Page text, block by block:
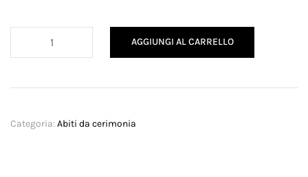
AGGIUNGI AL CARRELLO
Categoria:Abiti da cerimonia